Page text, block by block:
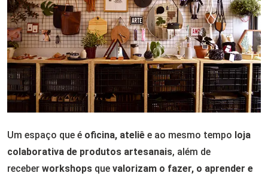
Um espaço que é oficina, ateliê e ao mesmo tempo loja
colaborativa de produtos artesanais, além de
receber workshops que valorizam o fazer, o aprender e